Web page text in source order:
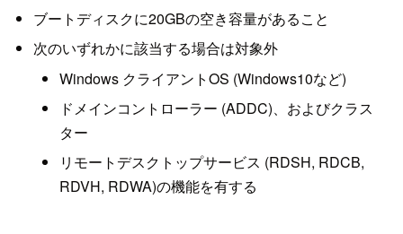
ブートディスクに20GBの空き容量があること
次のいずれかに該当する場合は対象外
Windows クライアントOS (Windows10など)
ドメインコントローラー (ADDC)、およびクラス
ター
リモートデスクトップサービス (RDSH, RDCB,
RDVH, RDWA)の機能を有する